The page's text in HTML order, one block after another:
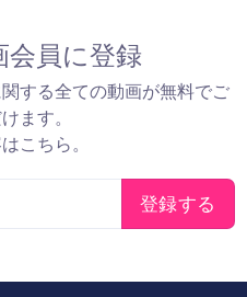
会員に登録
する全ての動画が無料でご
ます。
こちら。
登録する